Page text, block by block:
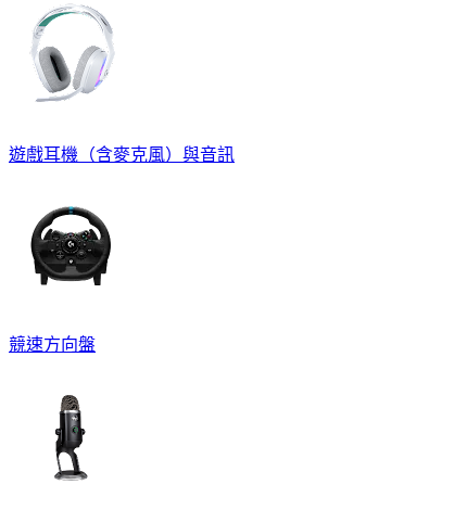
遊戲耳機（含麥克風）與音訊
競速方向盤